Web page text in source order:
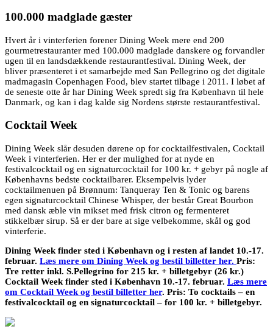
100.000 madglade gæster
Hvert år i vinterferien forener Dining Week mere end 200
gourmetrestauranter med 100.000 madglade danskere og forvandler
ugen til en landsdækkende restaurantfestival. Dining Week, der
bliver præsenteret i et samarbejde med San Pellegrino og det digitale
madmagasin Copenhagen Food, blev startet tilbage i 2011. I løbet af
de seneste otte år har Dining Week spredt sig fra København til hele
Danmark, og kan i dag kalde sig Nordens største restaurantfestival.
Cocktail Week
Dining Week slår desuden dørene op for cocktailfestivalen, Cocktail
Week i vinterferien. Her er der mulighed for at nyde en
festivalcocktail og en signaturcocktail for 100 kr. + gebyr på nogle af
Københavns bedste cocktailbarer. Eksempelvis lyder
cocktailmenuen på Brønnum: Tanqueray Ten & Tonic og barens
egen signaturcocktail Chinese Whisper, der består Great Bourbon
med dansk æble vin mikset med frisk citron og fermenteret
stikkelbær sirup. Så er der bare at sige velbekomme, skål og god
vinterferie.
Dining Week finder sted i København og i resten af landet 10.-17.
februar. Læs mere om Dining Week og bestil billetter her. Pris:
Tre retter inkl. S.Pellegrino for 215 kr. + billetgebyr (26 kr.)
Cocktail Week finder sted i København 10.-17. februar. Læs mere
om Cocktail Week og bestil billetter her. Pris: To cocktails – en
festivalcocktail og en signaturcocktail – for 100 kr. + billetgebyr.